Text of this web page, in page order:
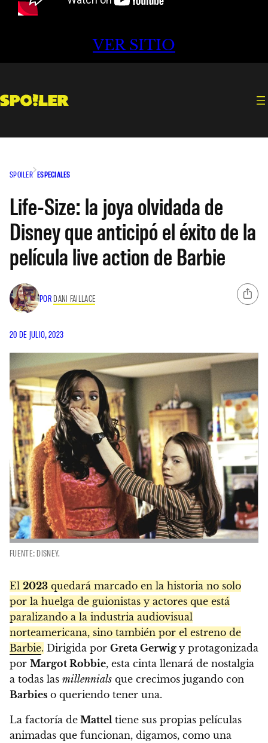
VER SITIO
SPOILER ESPECIALES
Life-Size: la joya olvidada de
Disney que anticipó el éxito de la
película live action de Barbie
POR DANI FAILLACE
20 DE JULIO, 2023
FUENTE: DISNEY.
El 2023 quedará marcado en la historia no solo
por la huelga de guionistas y actores que está
paralizando a la industria audiovisual
norteamericana, sino también por el estreno de
Barbie. Dirigida por Greta Gerwig y protagonizada
por Margot Robbie, esta cinta llenará de nostalgia
a todas las millennials que crecimos jugando con
Barbies o queriendo tener una.
La factoría de Mattel tiene sus propias películas
animadas que funcionan, digamos, como una